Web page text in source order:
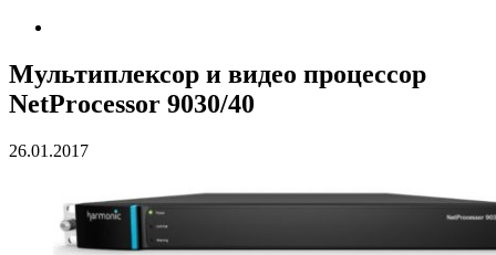
Мультиплексор и видео процессор
NetProcessor 9030/40
26.01.2017